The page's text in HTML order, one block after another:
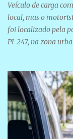
Veículo de carga
local, mas o
foi localizado pela
PI-247, na zona
A Polícia Militar
colisão foi
da Polícia Militar
para atender à
chegar ao local, os